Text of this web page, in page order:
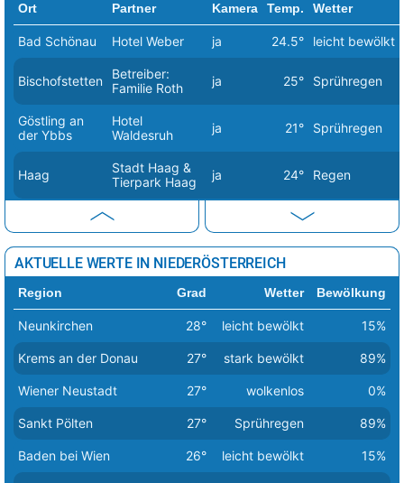
Ort Partner Kamera Temp. Wetter
Bad Schönau Hotel Weber ja 24.5° leicht bewölkt
Bischofstetten
Betreiber:
Familie Roth
ja 25° Sprühregen
Göstling an
der Ybbs
Hotel
Waldesruh
ja 21° Sprühregen
Haag
Stadt Haag &
Tierpark Haag
ja 24° Regen
Kirchberg am
Wechsel
Molzbachhof 24°
HAUBIVERSUM
– Die Brot-
Erlebniswelt
(Sankt Pölten)
Mowis GmbH ja 26° Sprühregen
Puchberg am
Schneeberg
Hotel
Schneeberghof
22.1° leicht bewölkt
Pöchlarn ja 25° stark bewölkt
AKTUELLE WERTE IN NIEDERÖSTERREICH
Region Grad Wetter Bewölkung
Neunkirchen 28° leicht bewölkt 15%
Krems an der Donau 27° stark bewölkt 89%
Wiener Neustadt 27° wolkenlos 0%
Sankt Pölten 27° Sprühregen 89%
Baden bei Wien 26° leicht bewölkt 15%